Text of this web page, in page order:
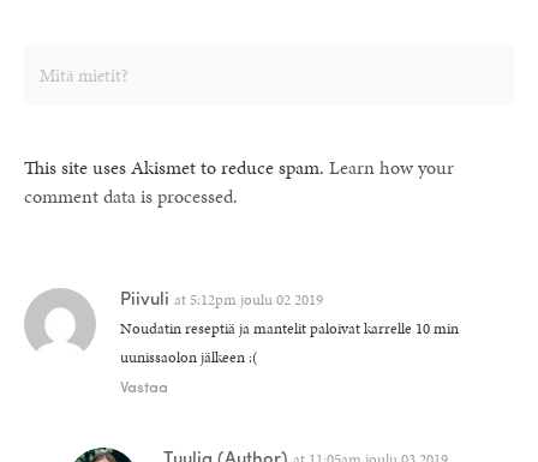
This site uses Akismet to reduce spam. Learn how your
comment data is processed.
Piivuli at 5:12pm joulu 02 2019
Noudatin reseptiä ja mantelit paloivat karrelle 10 min
uunissaolon jälkeen :(
Vastaa